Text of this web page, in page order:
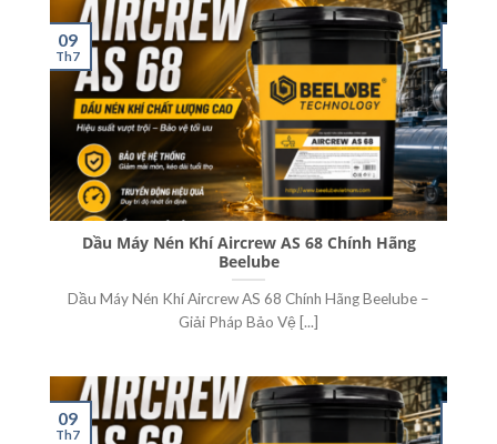
Dầu Máy Nén Khí Aircrew AS 68 Chính Hãng
Beelube
Dầu Máy Nén Khí Aircrew AS 68 Chính Hãng Beelube –
Giải Pháp Bảo Vệ [...]
09
Th7
09
Th7